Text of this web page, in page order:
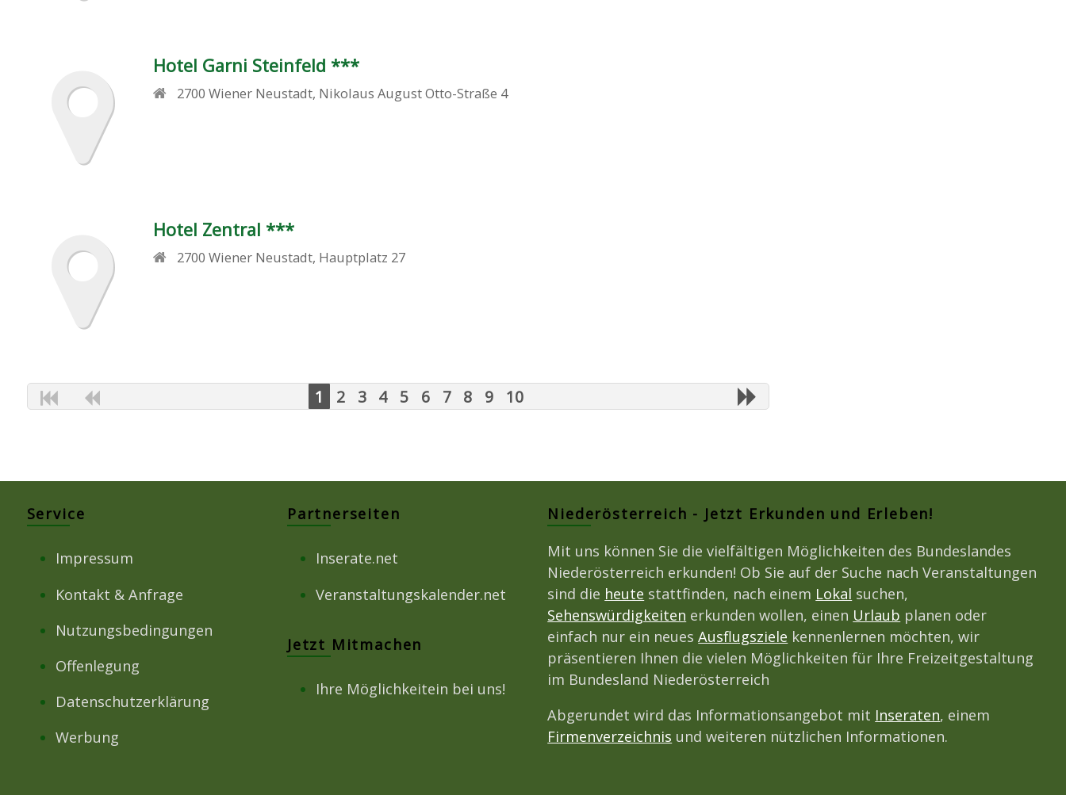
Hotel Garni Steinfeld ***
2700 Wiener Neustadt, Nikolaus August Otto-Straße 4
Hotel Zentral ***
2700 Wiener Neustadt, Hauptplatz 27
1 2 3 4 5 6 7 8 9 10
Service
Impressum
Kontakt & Anfrage
Nutzungsbedingungen
Offenlegung
Datenschutzerklärung
Werbung
Partnerseiten
Inserate.net
Veranstaltungskalender.net
Jetzt Mitmachen
Ihre Möglichkeitein bei uns!
Niederösterreich - Jetzt Erkunden und Erleben!
Mit uns können Sie die vielfältigen Möglichkeiten des Bundeslandes
Niederösterreich erkunden! Ob Sie auf der Suche nach Veranstaltungen
sind die heute stattfinden, nach einem Lokal suchen,
Sehenswürdigkeiten erkunden wollen, einen Urlaub planen oder
einfach nur ein neuesAusflugsziele kennenlernen möchten, wir
präsentieren Ihnen die vielen Möglichkeiten für Ihre Freizeitgestaltung
im Bundesland Niederösterreich
Abgerundet wird das Informationsangebot mit Inseraten, einem
Firmenverzeichnis und weiteren nützlichen Informationen.